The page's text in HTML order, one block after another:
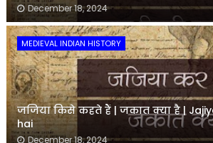
December 18, 2024
MEDIEVAL INDIAN HISTORY
जजिया किसे कहते हैं | जकात क्या है |
hai
December 18, 2024